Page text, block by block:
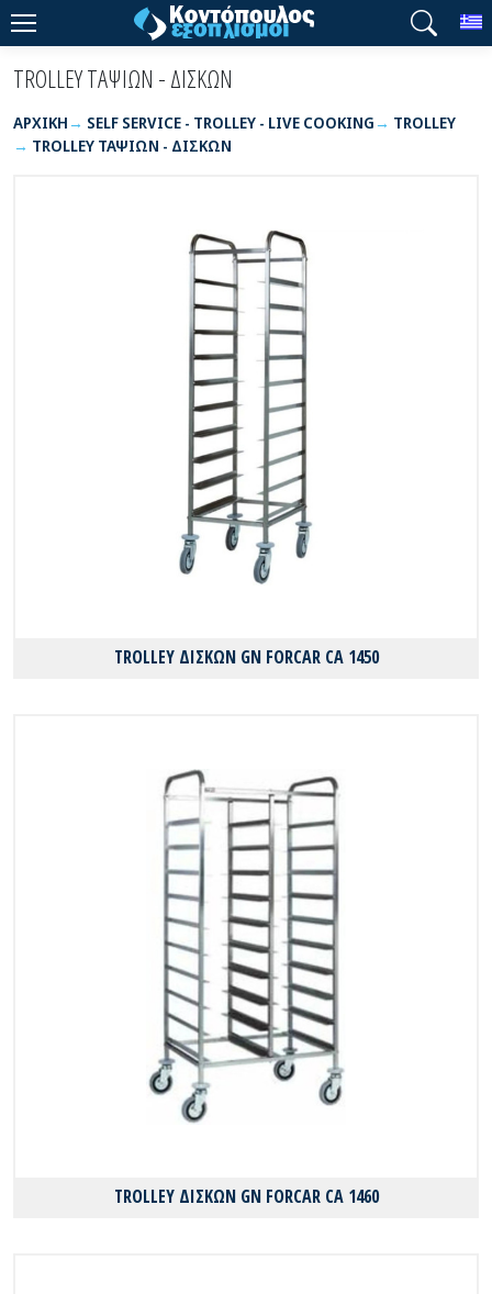
TROLLEY ΤΑΨΙΩΝ - ΔΙΣΚΩΝ
ΑΡΧΙΚΉ SELF SERVICE - TROLLEY - LIVE COOKING
TROLLEY
TROLLEY ΤΑΨΙΩΝ - ΔΙΣΚΩΝ
TROLLEY ΔΙΣΚΩΝ GN FORCAR CA 1450
TROLLEY ΔΙΣΚΩΝ GN FORCAR CA 1460